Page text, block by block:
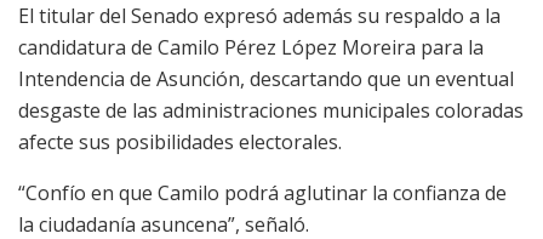
El titular del Senado expresó además su respaldo a la
candidatura de Camilo Pérez López Moreira para la
Intendencia de Asunción, descartando que un eventual
desgaste de las administraciones municipales coloradas
afecte sus posibilidades electorales.
“Confío en que Camilo podrá aglutinar la confianza de
la ciudadanía asuncena”, señaló.